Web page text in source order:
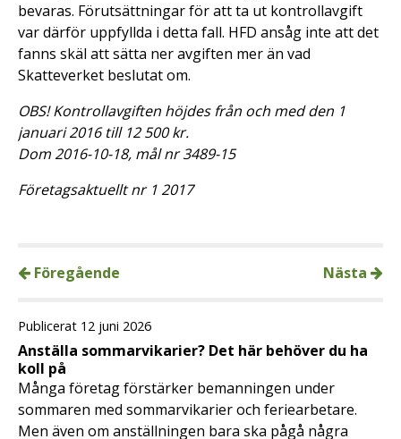
bevaras. Förutsättningar för att ta ut kontrollavgift
var därför uppfyllda i detta fall. HFD ansåg inte att det
fanns skäl att sätta ner avgiften mer än vad
Skatteverket beslutat om.
OBS! Kontrollavgiften höjdes från och med den 1
januari 2016 till 12 500 kr.
Dom 2016-10-18, mål nr 3489-15
Företagsaktuellt nr 1 2017
Föregående Nästa
Publicerat 12 juni 2026
Anställa sommarvikarier? Det här behöver du ha
koll på
Många företag förstärker bemanningen under
sommaren med sommarvikarier och feriearbetare.
Men även om anställningen bara ska pågå några